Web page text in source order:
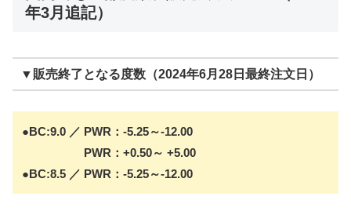
年3月追記）
▼販売終了となる度数（2024年6月28日最終注文日）
●BC:9.0 ／ PWR：-5.25～-12.00
PWR： +0.50～ +5.00
●BC:8.5 ／ PWR： -5.25～-12.00